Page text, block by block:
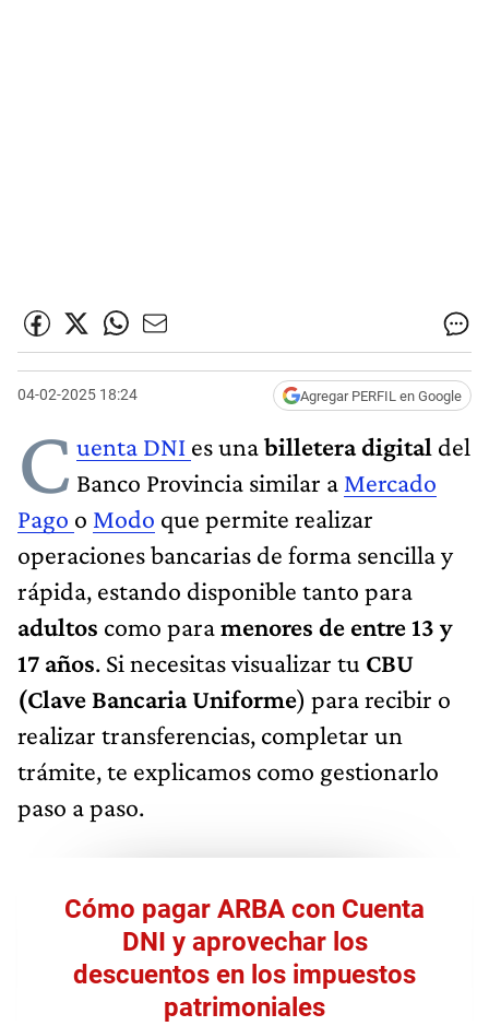
04-02-2025 18:24 Agregar PERFIL en Google
C uenta DNI es unabilletera digital del
Banco Provincia similar a Mercado
Pago o Modo que permite realizar
operaciones bancarias de forma sencilla y
rápida, estando disponible tanto para
adultos como paramenores de entre 13 y
17 años. Si necesitas visualizar tu CBU
(Clave Bancaria Uniforme) para recibir o
realizar transferencias, completar un
trámite, te explicamos como gestionarlo
paso a paso.
Cómo pagar ARBA con Cuenta
DNI y aprovechar los
descuentos en los impuestos
patrimoniales